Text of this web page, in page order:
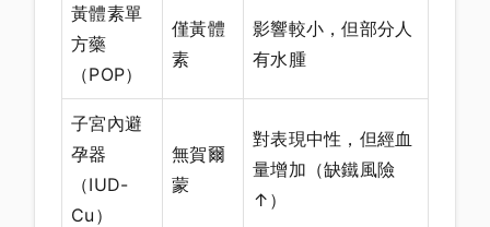
黃體素單
方藥
（POP）
僅黃體
素
影響較小，但部分人
有水腫
子宮內避
孕器
（IUD-
Cu）
無賀爾
蒙
對表現中性，但經血
量增加（缺鐵風險
↑）